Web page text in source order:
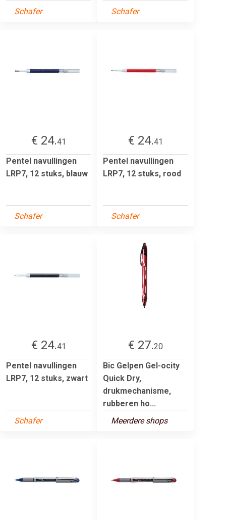
Schafer Schafer
€ 24.41
Pentel navullingen
LRP7, 12 stuks, blauw
Schafer
€ 24.41
Pentel navullingen
LRP7, 12 stuks, rood
Schafer
€ 24.41
Pentel navullingen
LRP7, 12 stuks, zwart
Schafer
€ 27.20
Bic Gelpen Gel-ocity
Quick Dry,
drukmechanisme,
rubberen ho...
Meerdere shops